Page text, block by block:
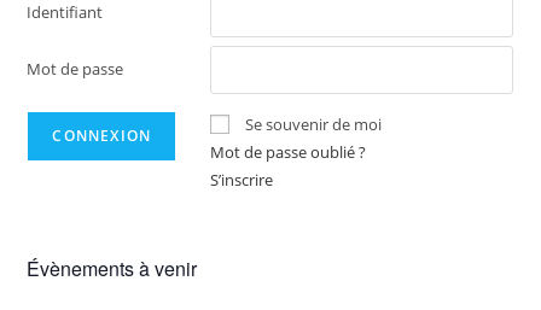
Identifiant
Mot de passe
Se souvenir de moi
Mot de passe oublié ?
S’inscrire
Évènements à venir